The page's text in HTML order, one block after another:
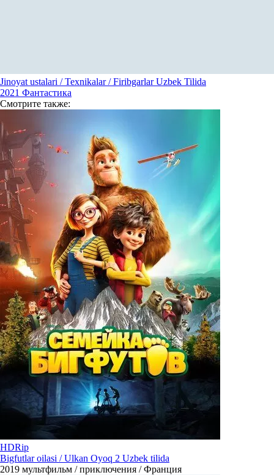
Jinoyat ustalari / Texnikalar / Firibgarlar Uzbek Tilida
2021 Фантастика
Смотрите также:
HDRip
Bigfutlar oilasi / Ulkan Oyoq 2 Uzbek tilida
2019 мультфильм / приключения / Франция